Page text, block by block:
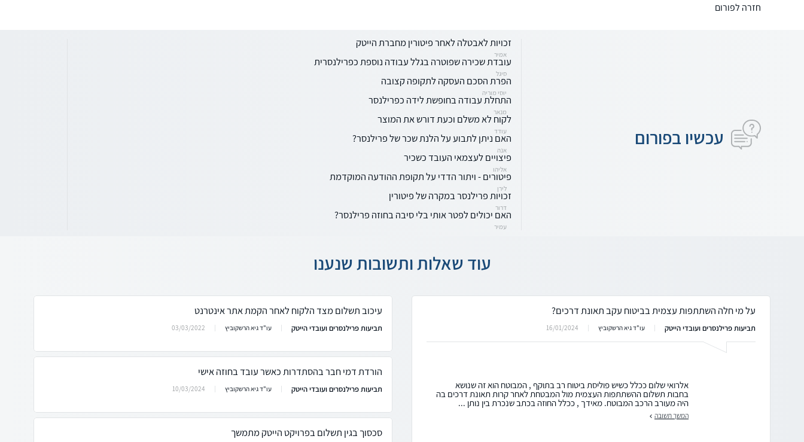
חזרה לפורום
עכשיו בפורום
זכויות לאבטלה לאחר פיטורין מחברת הייטק
אמיר
עובדת שכירה שפוטרה בגלל עבודה נוספת כפרילנסרית
סיגל
הפרת הסכם העסקה לתקופה קצובה
יוסי מוריה
התחלת עבודה בחופשת לידה כפרילנסר
מנאר
לקוח לא משלם וכעת דורש את המוצר
עודד
האם ניתן לתבוע על הלנת שכר של פרילנסר?
אנה
פיצויים לעצמאי העובד כשכיר
אליהו
פיטורים - ויתור הדדי על תקופת ההודעה המוקדמת
לירן
זכויות פרילנסר במקרה של פיטורין
דרור
האם יכולים לפטר אותי בלי סיבה בחוזה פרילנסר?
עמיר
עוד שאלות ותשובות שנענו
על מי חלה השתתפות עצמית בביטוח עקב תאונת דרכים?
תביעות פרילנסרים ועובדי הייטק עו"ד גיא הרשקוביץ 16/01/2024
אלרואי שלום ככלל כשיש פוליסת ביטוח רב בתוקף , המבוטח הוא זה שנושא
בחבות תשלום ההשתתפות העצמית מול המבטחת לאחר קרות תאונת דרכים בה
היה מעורב הרכב המבוטח. מאידך , ככלל החוזה בכתב שנכרת בין נותן ...
המשך תשובה
עיכוב תשלום מצד הלקוח לאחר הקמת אתר אינטרנט
תביעות פרילנסרים ועובדי הייטק עו"ד גיא הרשקוביץ 03/03/2022
הורדת דמי חבר בהסתדרות כאשר עובד בחוזה אישי
תביעות פרילנסרים ועובדי הייטק עו"ד גיא הרשקוביץ 10/03/2024
סכסוך בגין תשלום בפרויקט הייטק מתמשך